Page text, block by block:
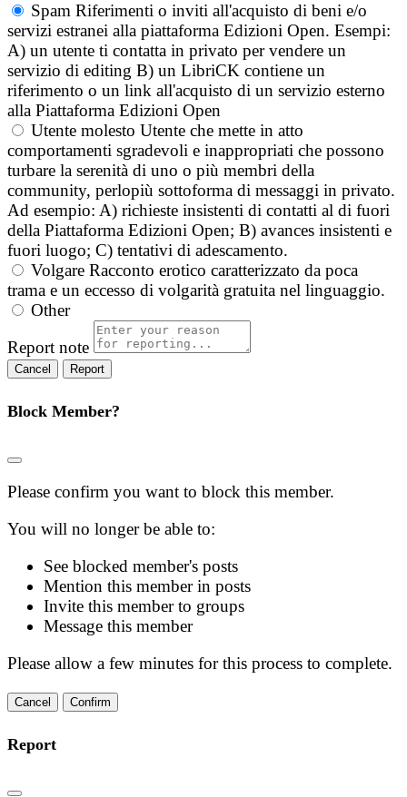
Spam Riferimenti o inviti all'acquisto di beni e/o
servizi estranei alla piattaforma Edizioni Open. Esempi:
A) un utente ti contatta in privato per vendere un
servizio di editing B) un LibriCK contiene un
riferimento o un link all'acquisto di un servizio esterno
alla Piattaforma Edizioni Open
Utente molesto Utente che mette in atto
comportamenti sgradevoli e inappropriati che possono
turbare la serenità di uno o più membri della
community, perlopiù sottoforma di messaggi in privato.
Ad esempio: A) richieste insistenti di contatti al di fuori
della Piattaforma Edizioni Open; B) avances insistenti e
fuori luogo; C) tentativi di adescamento.
Volgare Racconto erotico caratterizzato da poca
trama e un eccesso di volgarità gratuita nel linguaggio.
Other
Report note
Report
Block Member?
Please confirm you want to block this member.
You will no longer be able to:
See blocked member's posts
Mention this member in posts
Invite this member to groups
Message this member
Please allow a few minutes for this process to complete.
Confirm
Report